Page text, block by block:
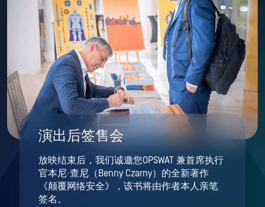
演出后签售会
放映结束后，我们诚邀您OPSWAT 兼首席执行
官本尼·查尼（Benny Czarny）的全新著作
《颠覆网络安全》，该书将由作者本人亲笔
签名。